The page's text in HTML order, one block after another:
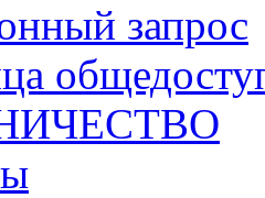
запрос